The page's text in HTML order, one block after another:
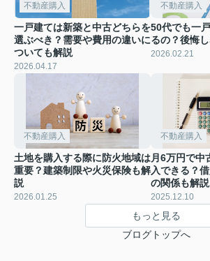
不動産購入
一戸建ては新築と中古どちらを
選ぶべき？需要や費用の違いに
ついても解説
2026.04.17
不動産購入
50代でも一
るの？後悔
2026.02.21
不動産購入
土地を購入する際に防火地域は
重要？建築制限や火災保険も解
説
2026.01.25
不動産購入
月6万円で中
入できる？
の関係も解説
2025.12.10
もっと見る
ブログトップへ